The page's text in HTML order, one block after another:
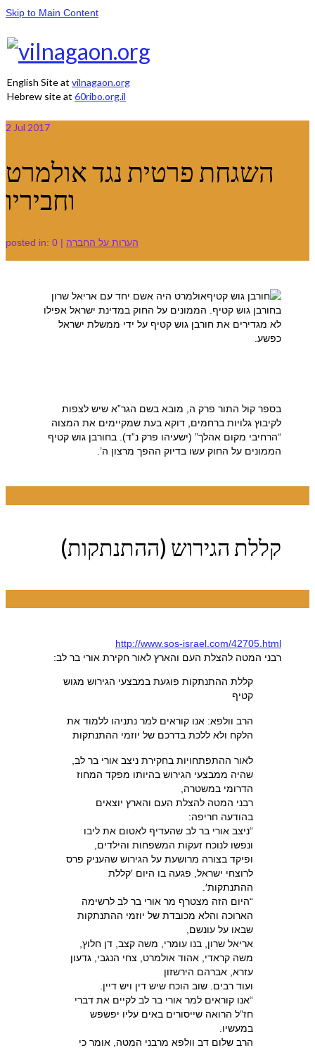
Skip to Main Content
English Site at vilnagaon.org
Hebrew site at 60ribo.org.il
2 Jul 2017
השגחת פרטית נגד אולמרט
וחביריו
posted in: הערות על החברה |
0
אולמרט היה אשם יחד עם אריאל שרון
בחורבן גוש קטיף. הממונים על החוק במדינת ישראל אפילו
לא מגדירים את חורבן גוש קטיף על ידי ממשלת ישראל
כפשע.
בספר קול התור פרק ה, מובא בשם הגר”א שיש לצפות
לקיבוץ גלויות ברחמים, דוקא בעת שמקיימים את המצוה
“הרחיבי מקום אהלך” (ישעיהו פרק נ”ד). בחורבן גוש קטיף
הממונים על החוק עשו בדיוק ההפך מרצון ה’.
קללת הגירוש (ההתנתקות)
http://www.sos-israel.com/42705.html
רבני המטה להצלת העם והארץ לאור חקירת אורי בר לב:
קללת ההתנתקות פוגעת במבצעי הגירוש מגוש
קטיף
הרב וולפא: אנו קוראים למר נתניהו ללמוד את
הלקח ולא ללכת בדרכם של יוזמי ההתנתקות
לאור ההתפתחויות בחקירת ניצב אורי בר לב,
שהיה ממבצעי הגירוש בהיותו מפקד המחוז
הדרומי במשטרה,
רבני המטה להצלת העם והארץ יוצאים
בהודעה חריפה:
“ניצב אורי בר לב שהעדיף לאטום את ליבו
ונפשו לנוכח זעקות המשפחות והילדים,
ופיקד בצורה מרושעת על הגירוש שהעניק פרס
לרוצחי ישראל, פגעה בו היום ′קללת
ההתנתקות′.
“היום הזה מצטרף מר אורי בר לב לרשימה
הארוכה והלא מכובדת של יוזמי ההתנתקות
שבאו על עונשם,
אריאל שרון, בנו עומרי, משה קצב, דן חלוץ,
משה קראדי, אהוד אולמרט, צחי הנגבי, גדעון
עזרא, אברהם הירשזון
ועוד רבים. שוב הוכח שיש דין ויש דיין.
“אנו קוראים למר אורי בר לב לקיים את דברי
חז”ל הרואה שייסורים באים עליו יפשפש
במעשיו.
הרב שלום דב וולפא מרבני המטה, אומר כי